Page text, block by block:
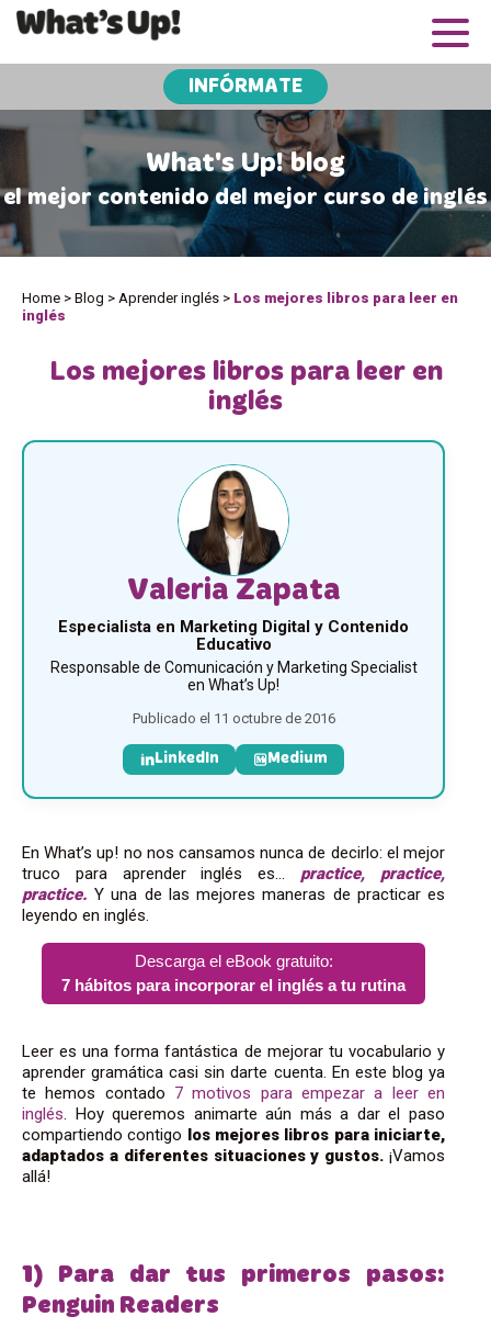
INFÓRMATE
What's Up! blog
el mejor contenido del mejor curso de inglés
Home > Blog > Aprender inglés > Los mejores libros para leer en
inglés
Los mejores libros para leer en
inglés
Valeria Zapata
Especialista en Marketing Digital y Contenido
Educativo
Responsable de Comunicación y Marketing Specialist
en What’s Up!
Publicado el 11 octubre de 2016
LinkedIn Medium
En What’s up! no nos cansamos nunca de decirlo: el mejor
truco para aprender inglés es… practice, practice,
practice. Y una de las mejores maneras de practicar es
leyendo en inglés.
Descarga el eBook gratuito:
7 hábitos para incorporar el inglés a tu rutina
Leer es una forma fantástica de mejorar tu vocabulario y
aprender gramática casi sin darte cuenta. En este blog ya
te hemos contado 7 motivos para empezar a leer en
inglés . Hoy queremos animarte aún más a dar el paso
compartiendo contigo los mejores libros para iniciarte,
adaptados a diferentes situaciones y gustos. ¡Vamos
allá!
1) Para dar tus primeros pasos:
Penguin Readers